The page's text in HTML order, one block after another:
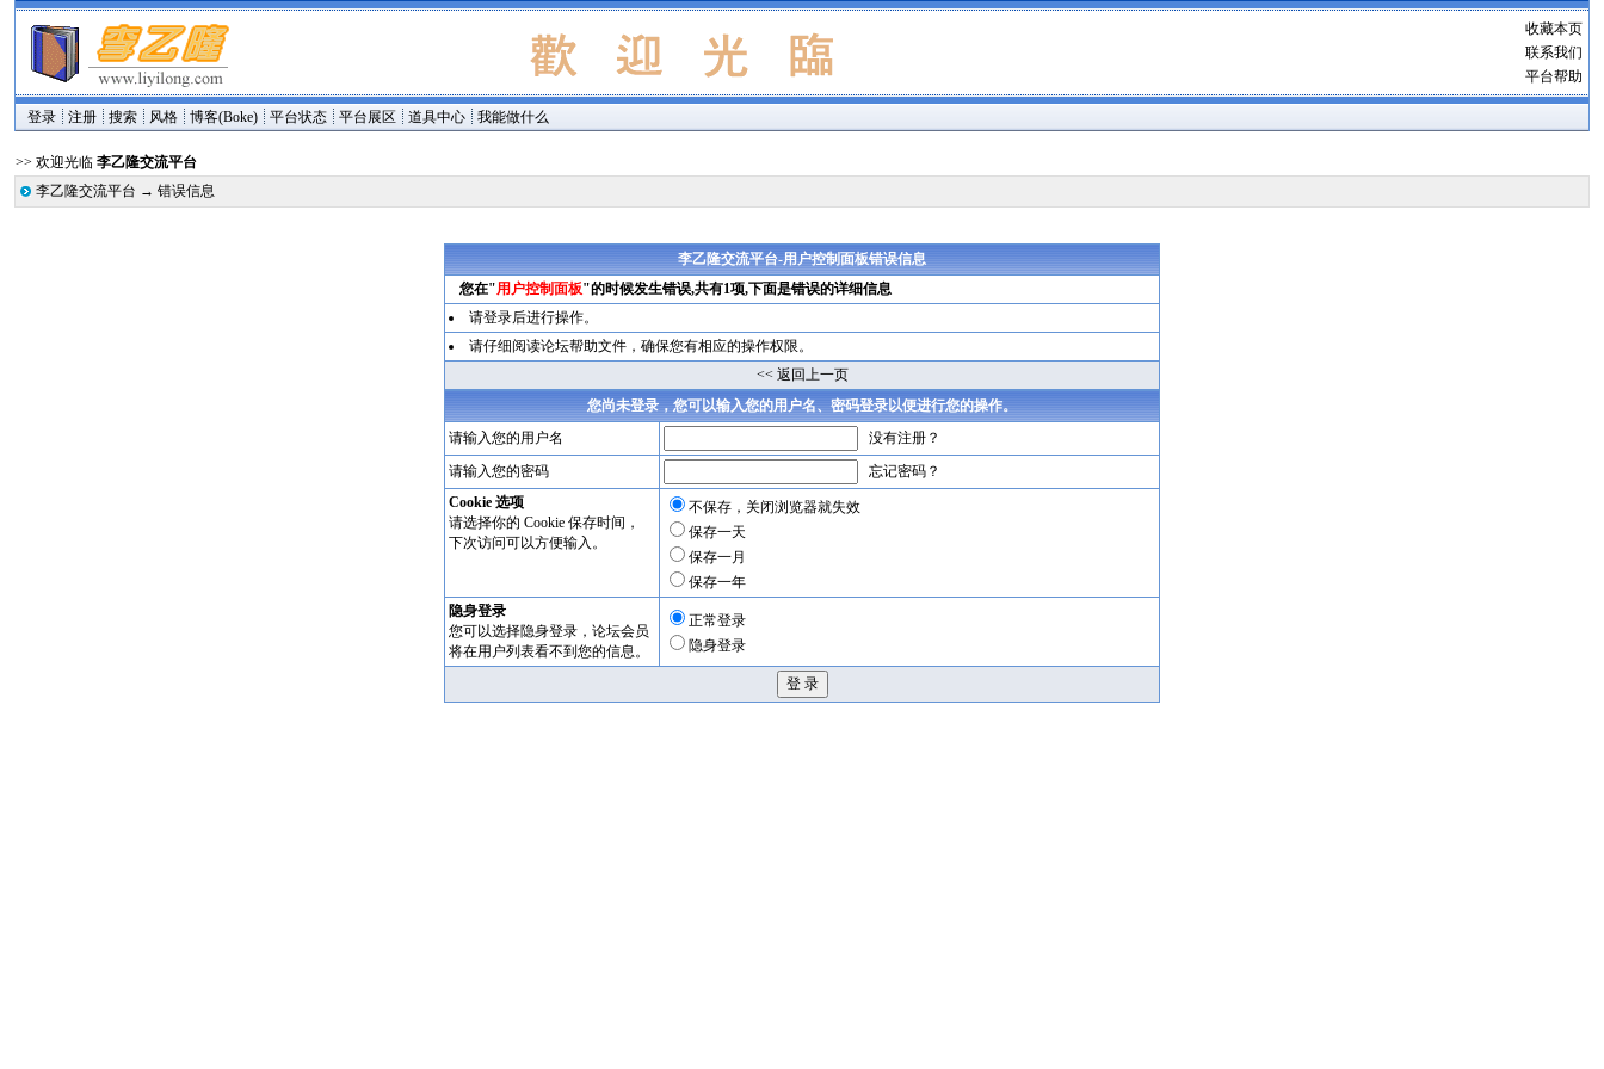
收藏本页
联系我们
平台帮助
登录 注册 搜索 风格 博客(Boke) 平台状态 平台展区 道具中心 我能做什么
>> 欢迎光临李乙隆交流平台
李乙隆交流平台 →错误信息
李乙隆交流平台-用户控制面板错误信息
您在"用户控制面板"的时候发生错误,共有1项,下面是错误的详细信息
请登录后进行操作。
请仔细阅读论坛帮助文件，确保您有相应的操作权限。
<< 返回上一页
您尚未登录，您可以输入您的用户名、密码登录以便进行您的操作。
请输入您的用户名
没有注册？
请输入您的密码
忘记密码？
Cookie 选项
请选择你的 Cookie 保存时间，
下次访问可以方便输入。
不保存，关闭浏览器就失效
保存一天
保存一月
保存一年
隐身登录
您可以选择隐身登录，论坛会员
将在用户列表看不到您的信息。
正常登录
隐身登录